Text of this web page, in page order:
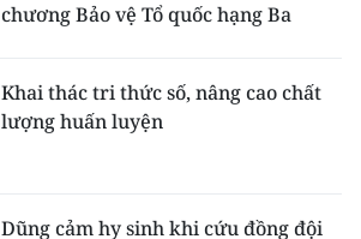
chương Bảo vệ Tổ quốc hạng Ba
Khai thác tri thức số, nâng cao chất
lượng huấn luyện
Dũng cảm hy sinh khi cứu đồng đội